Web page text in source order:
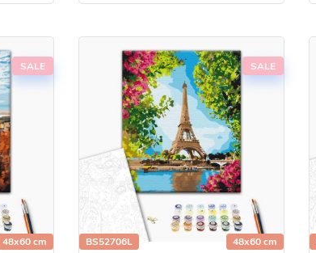
SALE
48x60 cm
SALE
BS52706L 48x60 cm